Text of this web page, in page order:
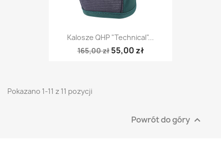
Kalosze QHP "Technical"...
165,00 zł 55,00 zł
Pokazano 1-11 z 11 pozycji
Powrót do góry 